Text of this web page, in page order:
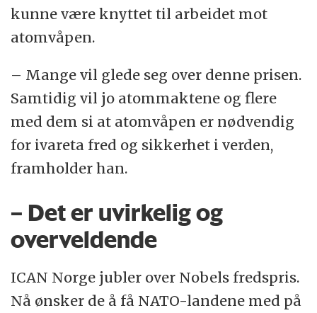
kunne være knyttet til arbeidet mot
atomvåpen.
– Mange vil glede seg over denne prisen.
Samtidig vil jo atommaktene og flere
med dem si at atomvåpen er nødvendig
for ivareta fred og sikkerhet i verden,
framholder han.
– Det er uvirkelig og
overveldende
ICAN Norge jubler over Nobels fredspris.
Nå ønsker de å få NATO-landene med på